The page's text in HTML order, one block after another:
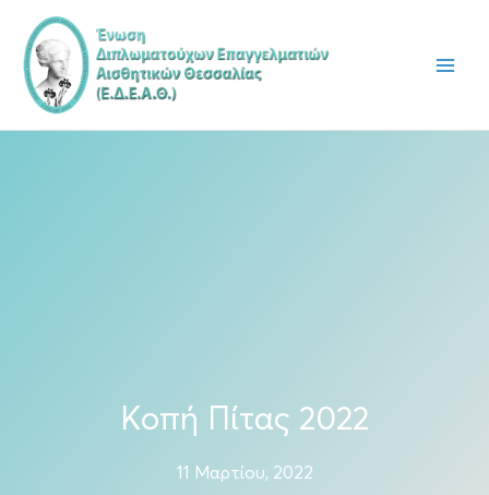
περιεχόμενο
Κοπή Πίτας 2022
11 Μαρτίου, 2022